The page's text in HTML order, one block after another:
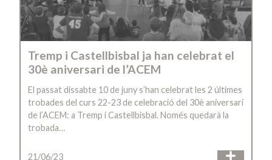
Tremp i Castellbisbal ja han celebrat el
30è aniversari de l’ACEM
El passat dissabte 10 de juny s’han celebrat les 2 últimes
trobades del curs 22-23 de celebració del 30è aniversari
de l’ACEM: a Tremp i Castellbisbal. Només quedarà la
trobada…
21/06/23